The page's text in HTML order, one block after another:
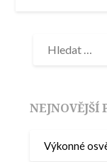
NEJNOVĚJŠÍ
Výkonné